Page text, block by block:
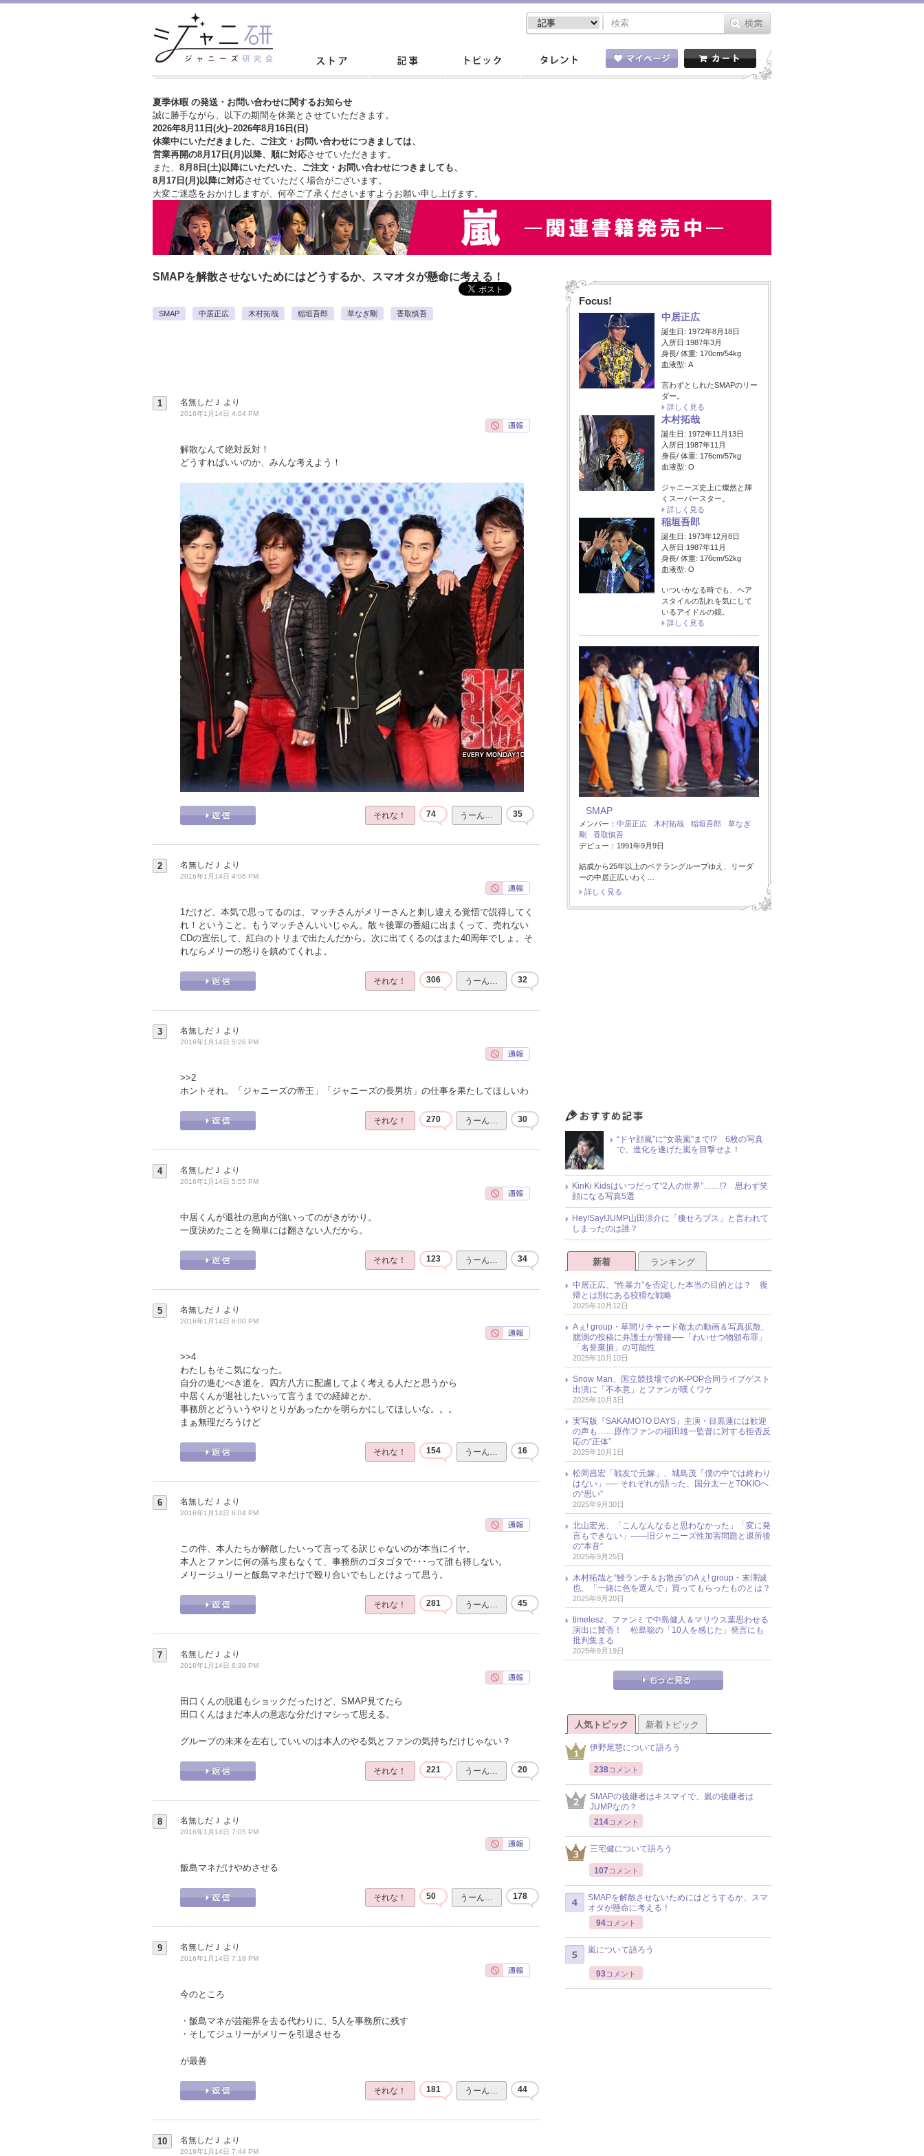
夏季休暇 の発送・お問い合わせに関するお知らせ
誠に勝手ながら、以下の期間を休業とさせていただきます。
2026年8月11日(火)~2026年8月16日(日)
休業中にいただきました、ご注文・お問い合わせにつきましては、
営業再開の8月17日(月)以降、順に対応させていただきます。
また、 8月8日(土)以降にいただいた、ご注文・ お問い合わせにつきましても、
8月17日(月)以降に対応させていただく場合がございます。
大変ご迷惑をおかけしますが、 何卒ご了承くださいますようお願い申し上げます。
SMAPを解散させないためにはどうするか、スマオタが懸命に考える！
SMAP 中居正広 木村拓哉 稲垣吾郎 草なぎ剛 香取慎吾
1 名無しだＪ より
2016年1月14日 4:04 PM
解散なんて絶対反対！
どうすればいいのか、みんな考えよう！
それな！ 74 うーん… 35
2 名無しだＪ より
2016年1月14日 4:06 PM
1だけど、本気で思ってるのは、マッチさんがメリーさんと刺し違える覚悟で説得してく
れ！ということ。もうマッチさんいいじゃん。散々後輩の番組に出まくって、売れない
CDの宣伝して、紅白のトリまで出たんだから。次に出てくるのはまた40周年でしょ。そ
れならメリーの怒りを鎮めてくれよ。
それな！ 306 うーん… 32
3 名無しだＪ より
2016年1月14日 5:26 PM
>>2
ホントそれ。「ジャニーズの帝王」「ジャニーズの長男坊」の仕事を果たしてほしいわ
それな！ 270 うーん… 30
4 名無しだＪ より
2016年1月14日 5:55 PM
中居くんが退社の意向が強いってのがきがかり。
一度決めたことを簡単には翻さない人だから。
それな！ 123 うーん… 34
5 名無しだＪ より
2016年1月14日 6:00 PM
>>4
わたしもそこ気になった。
自分の進むべき道を、四方八方に配慮してよく考える人だと思うから
中居くんが退社したいって言うまでの経緯とか、
事務所とどういうやりとりがあったかを明らかにしてほしいな。。。
まぁ無理だろうけど
それな！ 154 うーん… 16
6 名無しだＪ より
2016年1月14日 6:04 PM
この件、本人たちが解散したいって言ってる訳じゃないのが本当にイヤ。
本人とファンに何の落ち度もなくて、事務所のゴタゴタで･･･って誰も得しない。
メリージュリーと飯島マネだけで殴り合いでもしとけよって思う。
それな！ 281 うーん… 45
7 名無しだＪ より
2016年1月14日 6:39 PM
田口くんの脱退もショックだったけど、SMAP見てたら
田口くんはまだ本人の意志な分だけマシって思える。
グループの未来を左右していいのは本人のやる気とファンの気持ちだけじゃない？
それな！ 221 うーん… 20
8 名無しだＪ より
2016年1月14日 7:05 PM
飯島マネだけやめさせる
それな！ 50 うーん… 178
9 名無しだＪ より
2016年1月14日 7:18 PM
今のところ
・飯島マネが芸能界を去る代わりに、5人を事務所に残す
・そしてジュリーがメリーを引退させる
が最善
それな！ 181 うーん… 44
10 名無しだＪ より
2016年1月14日 7:44 PM
Focus!
中居正広
誕生日: 1972年8月18日
入所日:1987年3月
身長/ 体重: 170cm/54kg
血液型: A
言わずとしれたSMAPのリー
ダー。
詳しく見る
木村拓哉
誕生日: 1972年11月13日
入所日:1987年11月
身長/ 体重: 176cm/57kg
血液型: O
ジャニーズ史上に燦然と輝
くスーパースター。
詳しく見る
稲垣吾郎
誕生日: 1973年12月8日
入所日:1987年11月
身長/ 体重: 176cm/52kg
血液型: O
いついかなる時でも、ヘア
スタイルの乱れを気にして
いるアイドルの鏡。
詳しく見る
SMAP
メンバー： 中居正広 木村拓哉 稲垣吾郎
草なぎ
剛
香取慎吾
デビュー：1991年9月9日
結成から25年以上のベテラングループゆえ、リーダ
ーの中居正広いわく…
詳しく見る
“ドヤ顔嵐”に“女装嵐”まで!? 6枚の写真
で、進化を遂げた嵐を目撃せよ！
KinKi Kidsはいつだって“2人の世界”……!? 思わず笑
顔になる写真5選
Hey!Say!JUMP山田涼介に「痩せろブス」と言われて
しまったのは誰？
新着 ランキング
中居正広、“性暴力”を否定した本当の目的とは？ 復
帰とは別にある狡猾な戦略
2025年10月12日
Aぇ! group・草間リチャード敬太の動画＆写真拡散、
臆測の投稿に弁護士が警鐘──「わいせつ物頒布罪」
「名誉棄損」の可能性
2025年10月10日
Snow Man、国立競技場でのK-POP合同ライブゲスト
出演に「不本意」とファンが嘆くワケ
2025年10月3日
実写版『SAKAMOTO DAYS』主演・目黒蓮には歓迎
の声も……原作ファンの福田雄一監督に対する拒否反
応の“正体”
2025年10月1日
松岡昌宏「戦友で元嫁」、城島茂「僕の中では終わり
はない」── それぞれが語った、国分太一とTOKIOへ
の“思い”
2025年9月30日
北山宏光、「こんなんなると思わなかった」「変に発
言もできない」――旧ジャニーズ性加害問題と退所後
の“本音”
2025年9月25日
木村拓哉と“鰻ランチ＆お散歩”のAぇ! group・末澤誠
也、「一緒に色を選んで」買ってもらったものとは？
2025年9月20日
timelesz、ファンミで中島健人＆マリウス葉思わせる
演出に賛否！ 松島聡の「10人を感じた」発言にも
批判集まる
2025年9月19日
人気トピック 新着トピック
伊野尾慧について語ろう
238コメント
SMAPの後継者はキスマイで、嵐の後継者は
JUMPなの？
214コメント
三宅健について語ろう
107 コメント
SMAPを解散させないためにはどうするか、スマ
オタが懸命に考える！
94コメント
嵐について語ろう
93コメント